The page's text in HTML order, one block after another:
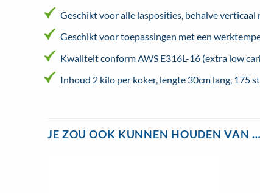
Geschikt voor alle lasposities, behalve verticaal
Geschikt voor toepassingen met een
Kwaliteit conform AWS E316L-16 (extra low
Inhoud 2 kilo per koker, lengte 30cm lang, 175
JE ZOU OOK KUNNEN HOUDEN VAN …